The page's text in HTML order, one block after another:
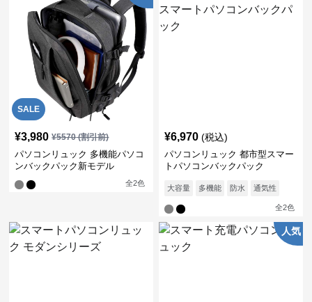
SALE
¥3,980 ¥5570(割引前)
パソコンリュック 多機能パソコ
ンバックパック新モデル
全2色
¥6,970 (税込)
パソコンリュック 都市型スマー
トパソコンバックパック
大容量 多機能 防水 通気性
全2色
人気